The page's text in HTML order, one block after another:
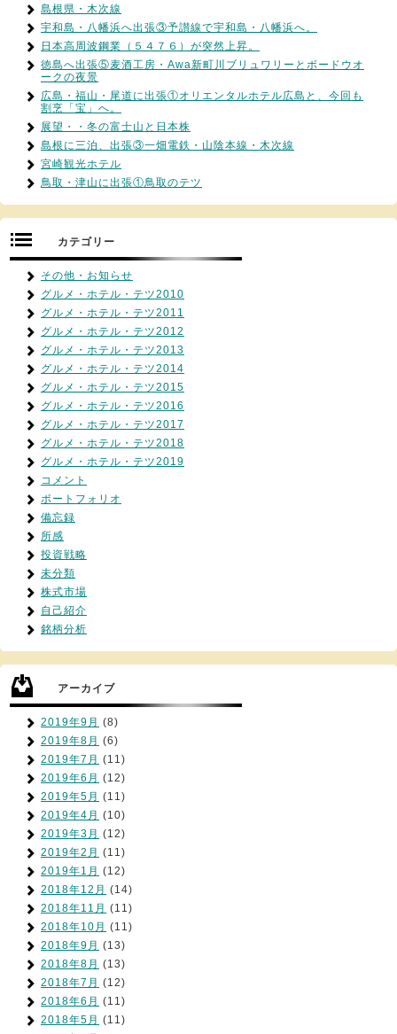
島根県・木次線
宇和島・八幡浜へ出張③予讃線で宇和島・八幡浜へ。
日本高周波鋼業（５４７６）が突然上昇。
徳島へ出張⑤麦酒工房・Awa新町川ブリュワリーとボードウオ
ークの夜景
広島・福山・尾道に出張①オリエンタルホテル広島と、今回も
割烹「宝」へ。
展望・・冬の富士山と日本株
島根に三泊、出張③一畑電鉄・山陰本線・木次線
宮崎観光ホテル
鳥取・津山に出張①鳥取のテツ
カテゴリー
その他・お知らせ
グルメ・ホテル・テツ2010
グルメ・ホテル・テツ2011
グルメ・ホテル・テツ2012
グルメ・ホテル・テツ2013
グルメ・ホテル・テツ2014
グルメ・ホテル・テツ2015
グルメ・ホテル・テツ2016
グルメ・ホテル・テツ2017
グルメ・ホテル・テツ2018
グルメ・ホテル・テツ2019
コメント
ポートフォリオ
備忘録
所感
投資戦略
未分類
株式市場
自己紹介
銘柄分析
アーカイブ
2019年9月 (8)
2019年8月 (6)
2019年7月 (11)
2019年6月 (12)
2019年5月 (11)
2019年4月 (10)
2019年3月 (12)
2019年2月 (11)
2019年1月 (12)
2018年12月 (14)
2018年11月 (11)
2018年10月 (11)
2018年9月 (13)
2018年8月 (13)
2018年7月 (12)
2018年6月 (11)
2018年5月 (11)